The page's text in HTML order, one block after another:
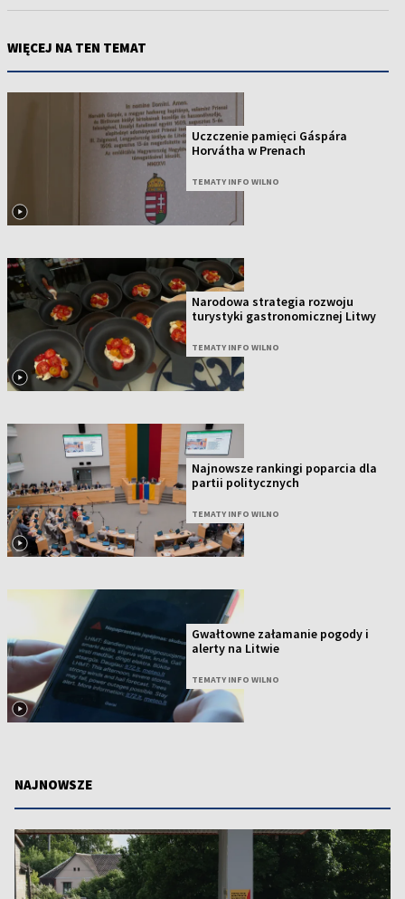
WIĘCEJ NA TEN TEMAT
Uczczenie pamięci Gáspára
Horvátha w Prenach
TEMATY INFO WILNO
Narodowa strategia rozwoju
turystyki gastronomicznej Litwy
TEMATY INFO WILNO
Najnowsze rankingi poparcia dla
partii politycznych
TEMATY INFO WILNO
Gwałtowne załamanie pogody i
alerty na Litwie
TEMATY INFO WILNO
NAJNOWSZE